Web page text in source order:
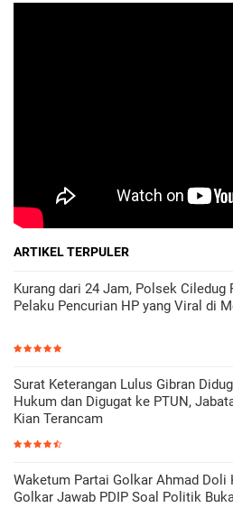
ARTIKEL TERPULER
Kurang dari 24 Jam, Polsek Ciledug
Pelaku Pencurian HP yang Viral di
Surat Keterangan Lulus Gibran
Hukum dan Digugat ke PTUN,
Kian Terancam
Waketum Partai Golkar Ahmad Doli
Golkar Jawab PDIP Soal Politik